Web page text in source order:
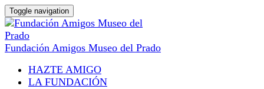
Toggle navigation
Fundación Amigos Museo del Prado
HAZTE AMIGO
LA FUNDACIÓN